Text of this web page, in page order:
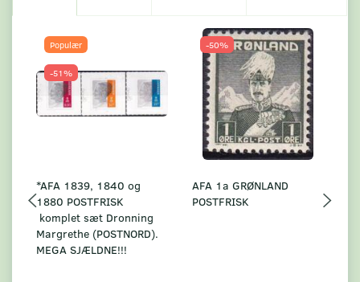
Populær
-51%
*AFA 1839, 1840 og
1880 POSTFRISK
komplet sæt Dronning
Margrethe (POSTNORD).
MEGA SJÆLDNE!!!
-50%
AFA 1a GRØNLAND
POSTFRISK